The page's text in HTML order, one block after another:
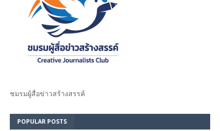
ชมรม​ผู้สื่อข่าวสร้างสรรค์​
POPULAR POSTS